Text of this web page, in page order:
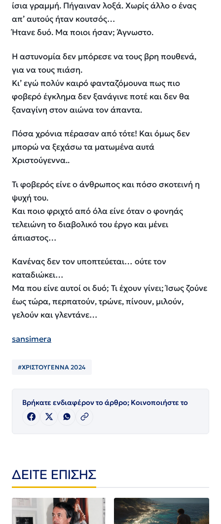
ίσια γραμμή. Πήγαιναν λοξά. Χωρίς άλλο ο ένας
απ’ αυτούς ήταν κουτσός…
Ήτανε δυό. Μα ποιοι ήσαν; Άγνωστο.
Η αστυνομία δεν μπόρεσε να τους βρη πουθενά,
για να τους πιάση.
Κι’ εγώ πολύν καιρό φανταζόμουνα πως πιο
φοβερό έγκλημα δεν ξανάγινε ποτέ και δεν θα
ξαναγίνη στον αιώνα τον άπαντα.
Πόσα χρόνια πέρασαν από τότε! Και όμως δεν
μπορώ να ξεχάσω τα ματωμένα αυτά
Χριστούγεννα..
Τι φοβερός είνε ο άνθρωπος και πόσο σκοτεινή η
ψυχή του.
Και ποιο φριχτό από όλα είνε όταν ο φονηάς
τελειώνη το διαβολικό του έργο και μένει
άπιαστος…
Κανένας δεν τον υποπτεύεται… ούτε τον
καταδιώκει…
Μα που είνε αυτοί οι δυό; Τι έχουν γίνει; Ίσως ζούνε
έως τώρα, περπατούν, τρώνε, πίνουν, μιλούν,
γελούν και γλεντάνε…
sansimera
#ΧΡΙΣΤΟΥΓΕΝΝΑ 2024
Βρήκατε ενδιαφέρον το άρθρο; Κοινοποιήστε το
ΔΕΙΤΕ ΕΠΙΣΗΣ